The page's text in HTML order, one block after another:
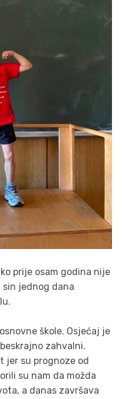
prije osam godina nije
jednog dana
škole. Osjećaj je
zahvalni.
jer su prognoze od
su nam da možda
a danas završava